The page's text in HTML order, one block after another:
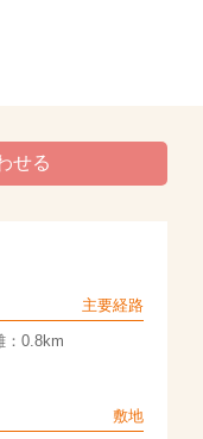
せる
主要経路
：0.8km
敷地